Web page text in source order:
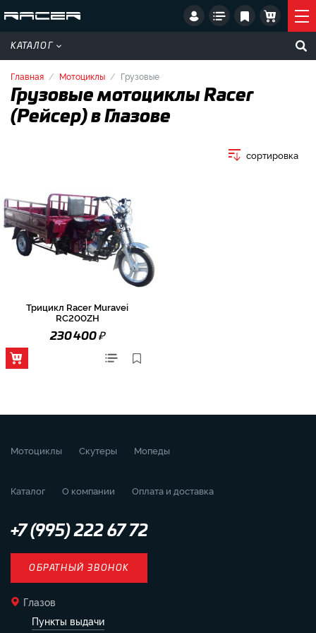
КАТАЛОГ
Главная Мотоциклы Грузовые
Грузовые мотоциклы Racer
(Рейсер) в Глазове
сортировка
Трицикл Racer Muravei
RC200ZH
230 400₽
Мотоциклы Скутеры Мопеды
Каталог О компании Оплата и доставка
+7 (995) 222 67 72
ОБРАТНЫЙ ЗВОНОК
Глазов
Пункты выдачи